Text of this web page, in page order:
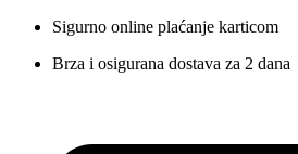
Sigurno online plaćanje karticom
Brza i osigurana dostava za 2 dana